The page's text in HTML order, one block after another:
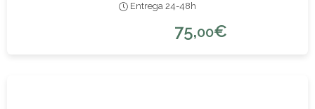
Entrega 24-48h
75,00€